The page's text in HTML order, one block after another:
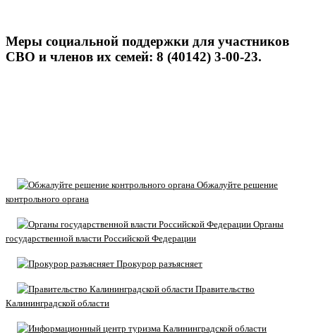
Меры социальной поддержки для участников
СВО и членов их семей: 8 (40142) 3-00-23.
Обжалуйте решение
контрольного органа
Органы
государственной власти Российской Федерации
Прокурор разъясняет
Правительство
Калининградской области